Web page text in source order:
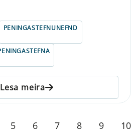
PENINGASTEFNUNEFND
Lesa meira
5 6 7 8 9 10